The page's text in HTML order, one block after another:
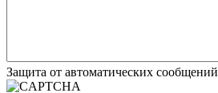
Защита от автоматических сообщений